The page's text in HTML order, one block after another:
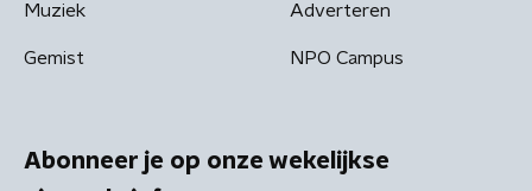
Muziek
Gemist
Adverteren
NPO Campus
Abonneer je op onze wekelijkse